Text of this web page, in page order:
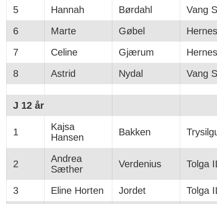
5
Hannah Børdahl
Vang
6
Marte Gøbel
7
Celine Gjærum
8
Astrid Nydal Vang
J 12 år
1
Kajsa
Hansen
Bakken
2
Andrea
Sæther
Verdenius Tolga
3 Eline Horten Jordet Tolga